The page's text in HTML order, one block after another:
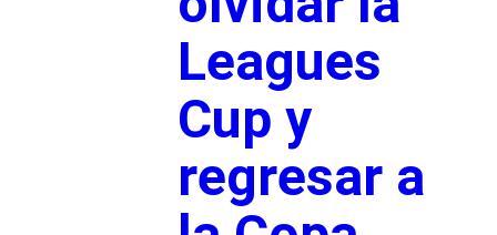
Leagues
Cup y
regresar a